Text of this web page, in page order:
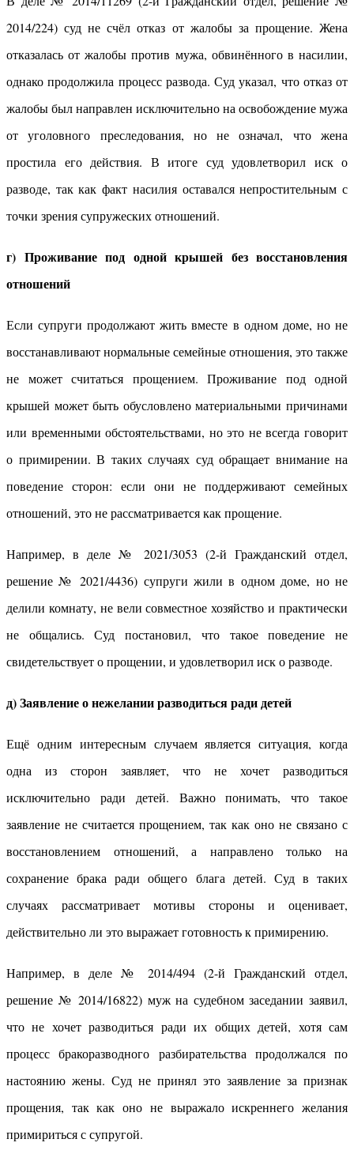
2014/224) суд не счёл отказ от жалобы за прощение. Жена
отказалась от жалобы против мужа, обвинённого в насилии,
однако продолжила процесс развода. Суд указал, что отказ от
жалобы был направлен исключительно на освобождение мужа
от уголовного преследования, но не означал, что жена
простила его действия. В итоге суд удовлетворил иск о
разводе, так как факт насилия оставался непростительным с
точки зрения супружеских отношений.
г) Проживание под одной крышей без восстановления
отношений
Если супруги продолжают жить вместе в одном доме, но не
восстанавливают нормальные семейные отношения, это также
не может считаться прощением. Проживание под одной
крышей может быть обусловлено материальными причинами
или временными обстоятельствами, но это не всегда говорит
о примирении. В таких случаях суд обращает внимание на
поведение сторон: если они не поддерживают семейных
отношений, это не рассматривается как прощение.
Например, в деле № 2021/3053 (2-й Гражданский отдел,
решение № 2021/4436) супруги жили в одном доме, но не
делили комнату, не вели совместное хозяйство и практически
не общались. Суд постановил, что такое поведение не
свидетельствует о прощении, и удовлетворил иск о разводе.
д) Заявление о нежелании разводиться ради детей
Ещё одним интересным случаем является ситуация, когда
одна из сторон заявляет, что не хочет разводиться
исключительно ради детей. Важно понимать, что такое
заявление не считается прощением, так как оно не связано с
восстановлением отношений, а направлено только на
сохранение брака ради общего блага детей. Суд в таких
случаях рассматривает мотивы стороны и оценивает,
действительно ли это выражает готовность к примирению.
Например, в деле № 2014/494 (2-й Гражданский отдел,
решение № 2014/16822) муж на судебном заседании заявил,
что не хочет разводиться ради их общих детей, хотя сам
процесс бракоразводного разбирательства продолжался по
настоянию жены. Суд не принял это заявление за признак
прощения, так как оно не выражало искреннего желания
примириться с супругой.